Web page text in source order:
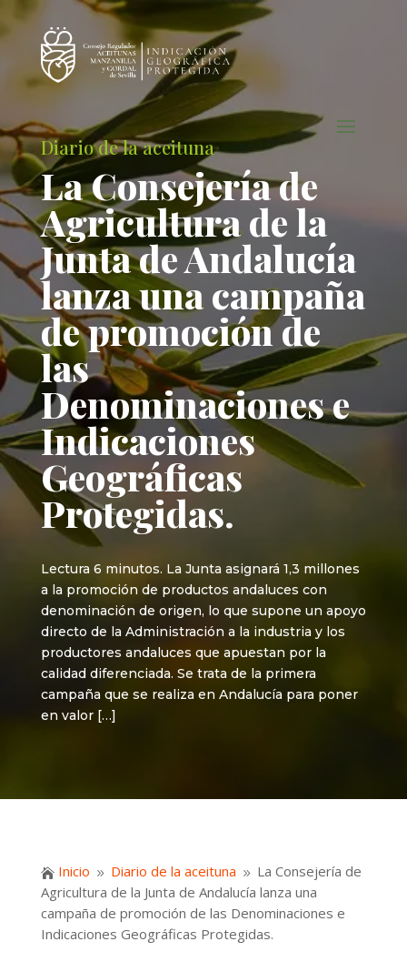
Diario de la aceituna
La Consejería de
Agricultura de la
Junta de Andalucía
lanza una campaña
de promoción de
las
Denominaciones e
Indicaciones
Geográficas
Protegidas.
Lectura 6 minutos. La Junta asignará 1,3 millones
a la promoción de productos andaluces con
denominación de origen, lo que supone un apoyo
directo de la Administración a la industria y los
productores andaluces que apuestan por la
calidad diferenciada. Se trata de la primera
campaña que se realiza en Andalucía para poner
en valor […]
 Inicio 9 Diario de la aceituna 9 La Consejería de
Agricultura de la Junta de Andalucía lanza una
campaña de promoción de las Denominaciones e
Indicaciones Geográficas Protegidas.